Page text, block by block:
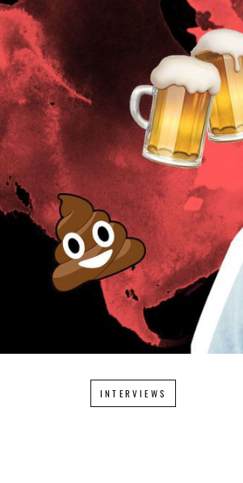
INTERVIEWS